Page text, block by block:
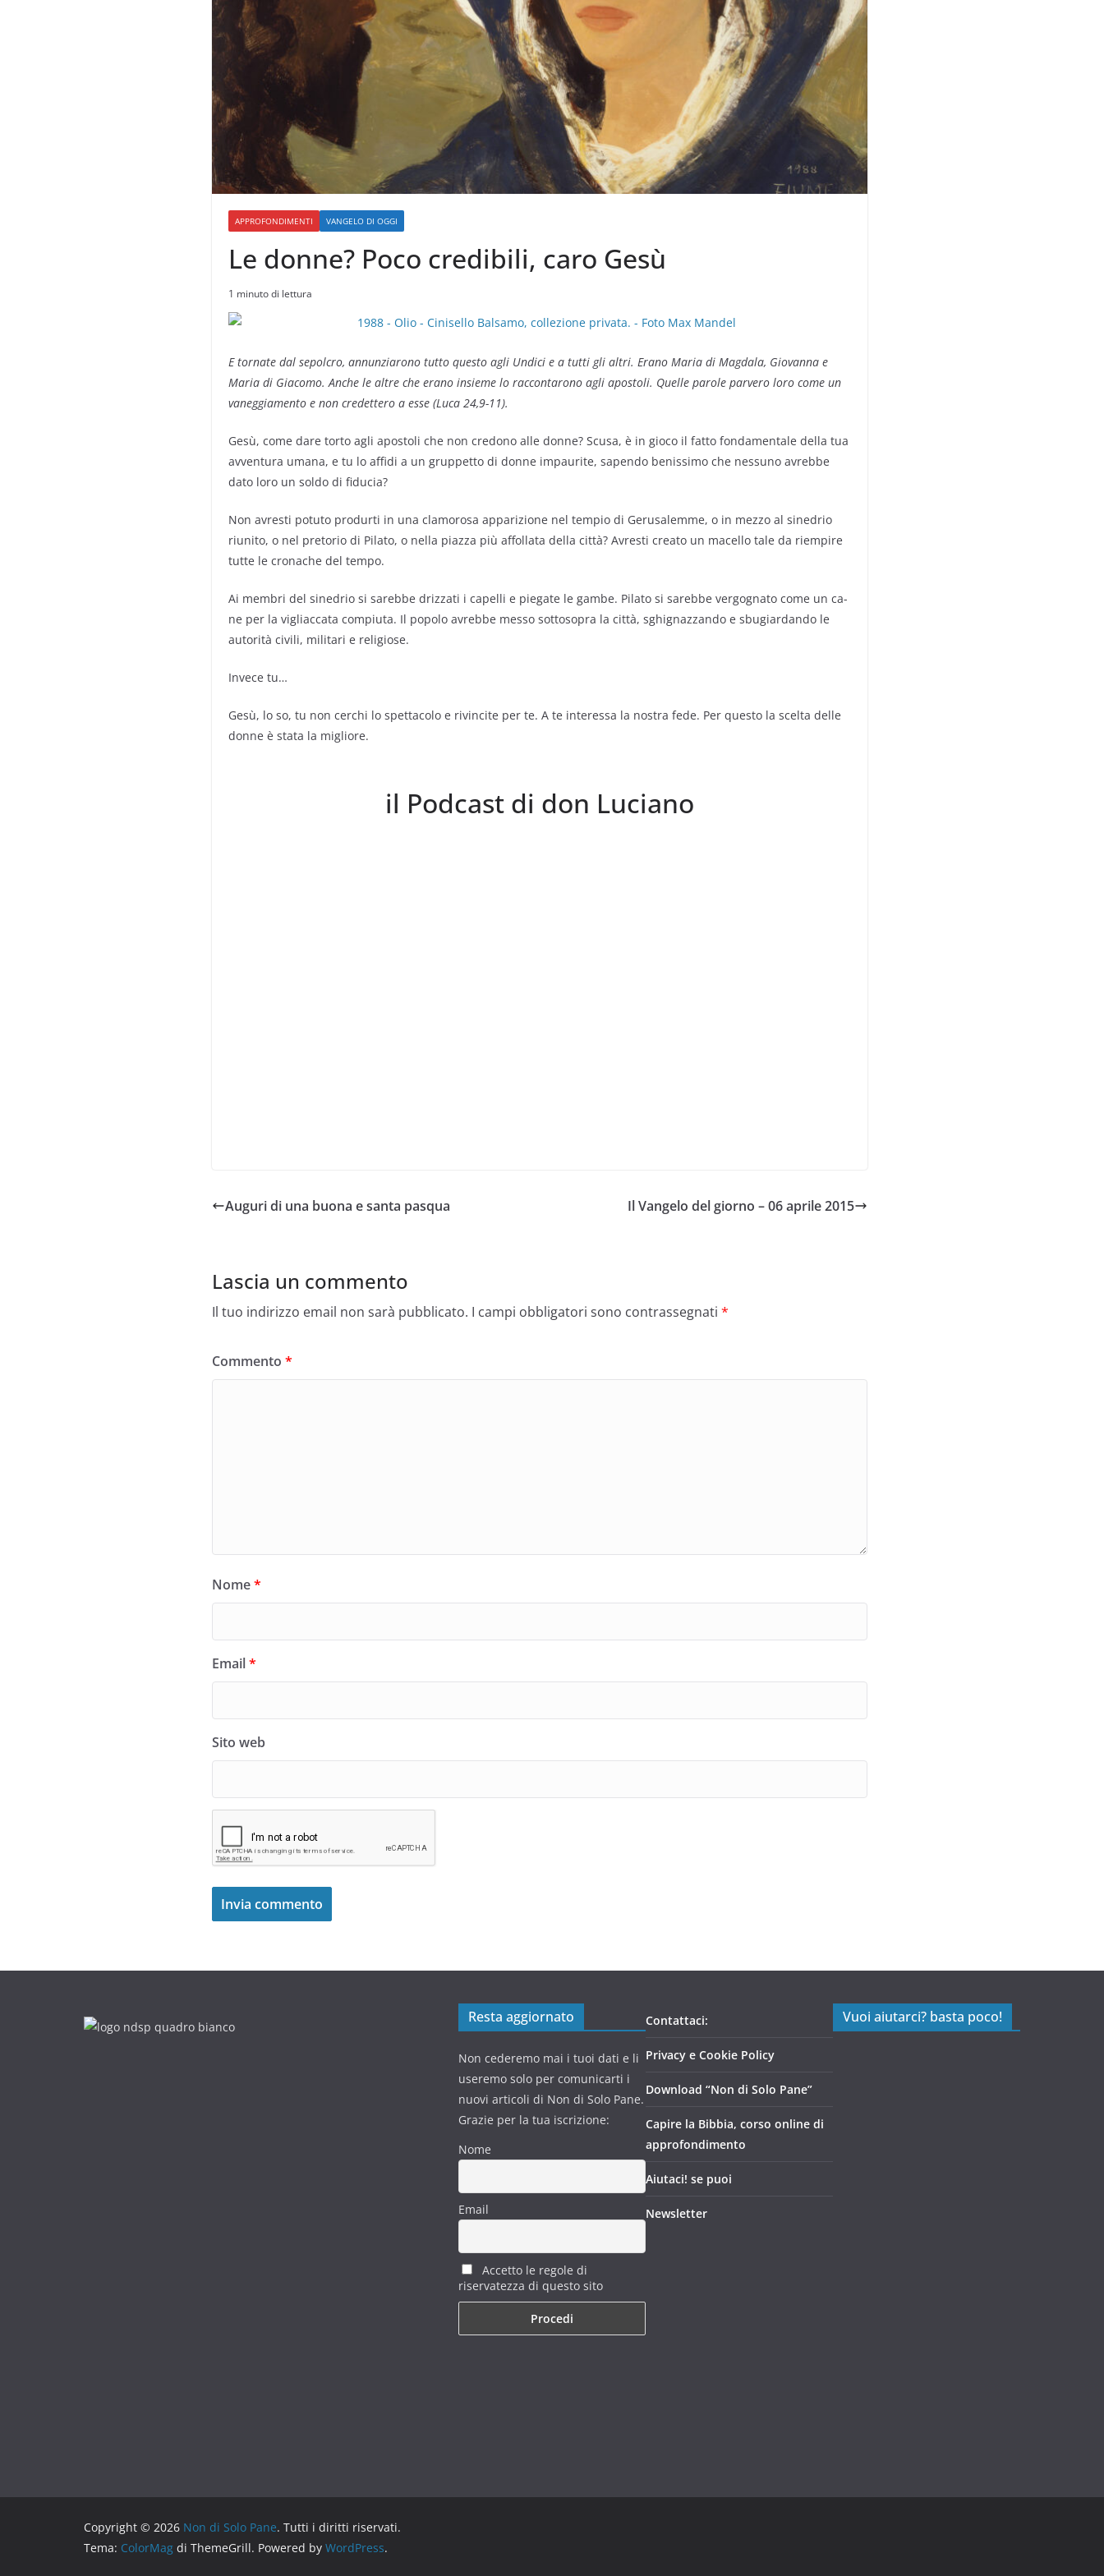
APPROFONDIMENTI VANGELO DI OGGI
Le donne? Poco credibili, caro Gesù
1 minuto di lettura
E tornate dal sepolcro, annunziarono tutto questo agli Undici e a tutti gli altri. Erano Maria di Magdala, Giovanna e
Maria di Giacomo. Anche le altre che erano in­sieme lo raccontarono agli apostoli. Quelle parole parvero loro come un
vaneggiamento e non credettero a esse (Luca 24,9-11).
Gesù, come dare torto agli apostoli che non credono al­le donne? Scusa, è in gioco il fatto fondamentale della tua
avven­tura umana, e tu lo affidi a un gruppetto di donne impaurite, sapendo benissimo che nessuno avrebbe
dato loro un soldo di fiducia?
Non avresti potuto produrti in una clamorosa apparizio­ne nel tempio di Gerusalemme, o in mezzo al sinedrio
riu­nito, o nel pretorio di Pilato, o nella piazza più affollata del­la città? Avresti creato un macello tale da riempire
tutte le cronache del tempo.
Ai membri del sinedrio si sarebbe drizzati i capelli e piegate le gambe. Pilato si sarebbe vergognato come un ca­
ne per la vigliaccata compiuta. Il popolo avrebbe messo sottosopra la città, sghignazzando e sbugiardando le
auto­rità civili, militari e religiose.
Invece tu…
Gesù, lo so, tu non cerchi lo spettacolo e rivincite per te. A te interessa la nostra fede. Per questo la scelta delle
donne è stata la migliore.
il Podcast di don Luciano
Auguri di una buona e santa pasqua Il Vangelo del giorno – 06 aprile 2015
Lascia un commento
Il tuo indirizzo email non sarà pubblicato. I campi obbligatori sono contrassegnati *
Commento *
Nome*
Email*
Sito web
Resta aggiornato
Non cederemo mai i tuoi dati e li
useremo solo per comunicarti i
nuovi articoli di Non di Solo Pane.
Grazie per la tua iscrizione:
Nome
Email
Accetto le regole di
riservatezza di questo sito
Contattaci:
Privacy e Cookie Policy
Download “Non di Solo Pane”
Capire la Bibbia, corso online di
approfondimento
Aiutaci! se puoi
Newsletter
Vuoi aiutarci? basta poco!
Copyright © 2026 Non di Solo Pane. Tutti i diritti riservati.
Tema: ColorMag di ThemeGrill. Powered by WordPress.